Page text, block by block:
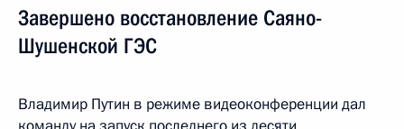
Завершено восстановление Саяно-
Шушенской ГЭС
Владимир Путин в режиме видеоконференции дал